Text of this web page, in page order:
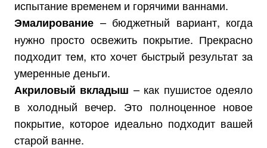
испытание временем и горячими ваннами.
Эмалирование – бюджетный вариант, когда
нужно просто освежить покрытие. Прекрасно
подходит тем, кто хочет быстрый результат за
умеренные деньги.
Акриловый вкладыш – как пушистое одеяло
в холодный вечер. Это полноценное новое
покрытие, которое идеально подходит вашей
старой ванне.